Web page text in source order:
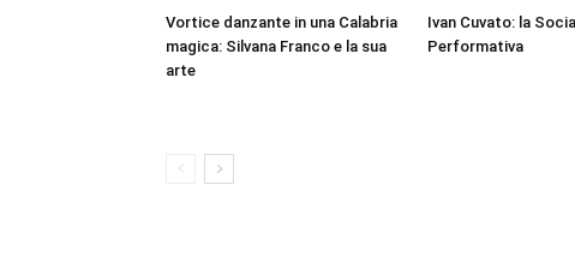
Vortice danzante in una Calabria
magica: Silvana Franco e la sua
arte
Ivan Cuvato: la
Performativa